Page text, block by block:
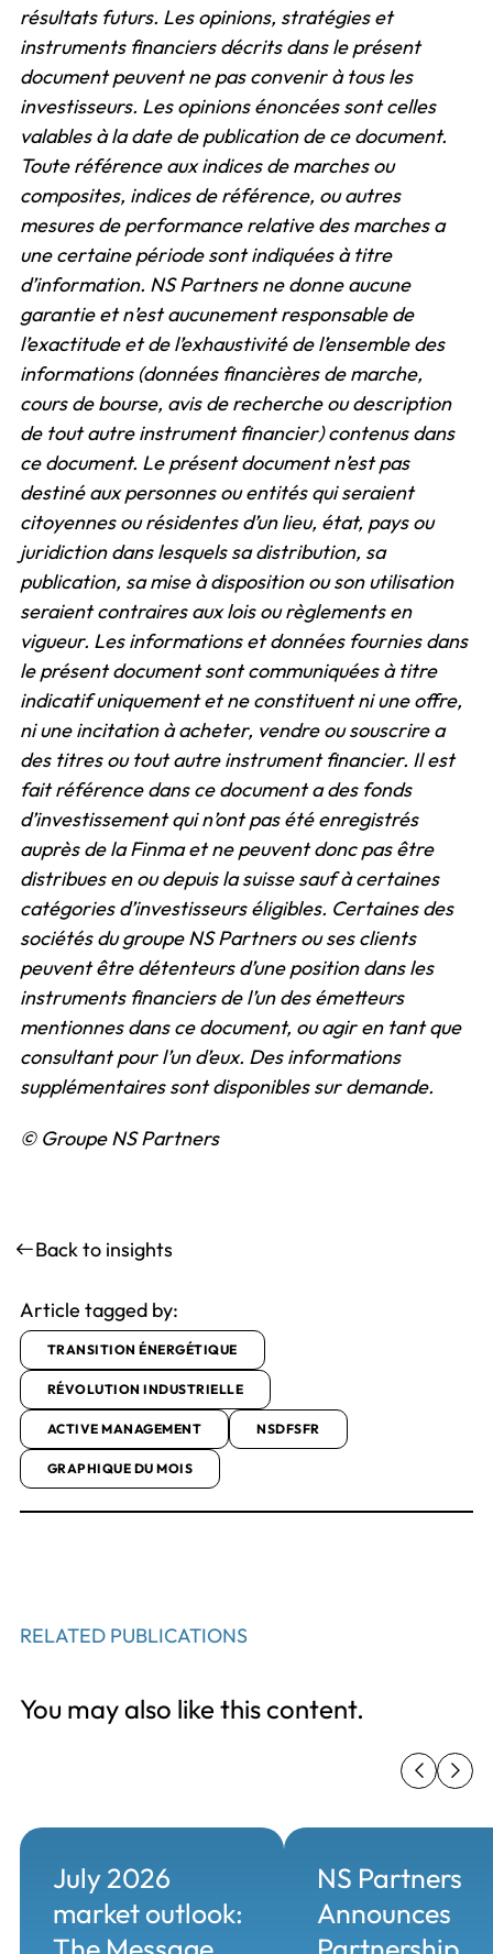
résultats futurs. Les opinions, stratégies et
instruments financiers décrits dans le présent
document peuvent ne pas convenir à tous les
investisseurs. Les opinions énoncées sont celles
valables à la date de publication de ce document.
Toute référence aux indices de marches ou
composites, indices de référence, ou autres
mesures de performance relative des marches a
une certaine période sont indiquées à titre
d’information. NS Partners ne donne aucune
garantie et n’est aucunement responsable de
l’exactitude et de l’exhaustivité de l’ensemble des
informations (données financières de marche,
cours de bourse, avis de recherche ou description
de tout autre instrument financier) contenus dans
ce document. Le présent document n’est pas
destiné aux personnes ou entités qui seraient
citoyennes ou résidentes d’un lieu, état, pays ou
juridiction dans lesquels sa distribution, sa
publication, sa mise à disposition ou son utilisation
seraient contraires aux lois ou règlements en
vigueur. Les informations et données fournies dans
le présent document sont communiquées à titre
indicatif uniquement et ne constituent ni une offre,
ni une incitation à acheter, vendre ou souscrire a
des titres ou tout autre instrument financier. Il est
fait référence dans ce document a des fonds
d’investissement qui n’ont pas été enregistrés
auprès de la Finma et ne peuvent donc pas être
distribues en ou depuis la suisse sauf à certaines
catégories d’investisseurs éligibles. Certaines des
sociétés du groupe NS Partners ou ses clients
peuvent être détenteurs d’une position dans les
instruments financiers de l’un des émetteurs
mentionnes dans ce document, ou agir en tant que
consultant pour l’un d’eux. Des informations
supplémentaires sont disponibles sur demande.
© Groupe NS Partners
Back to insights
Article tagged by:
TRANSITION ÉNERGÉTIQUE
RÉVOLUTION INDUSTRIELLE
ACTIVE MANAGEMENT NSDFSFR
GRAPHIQUE DU MOIS
RELATED PUBLICATIONS
You may also like this content.
July 2026
market outlook:
NS Partners
Announces